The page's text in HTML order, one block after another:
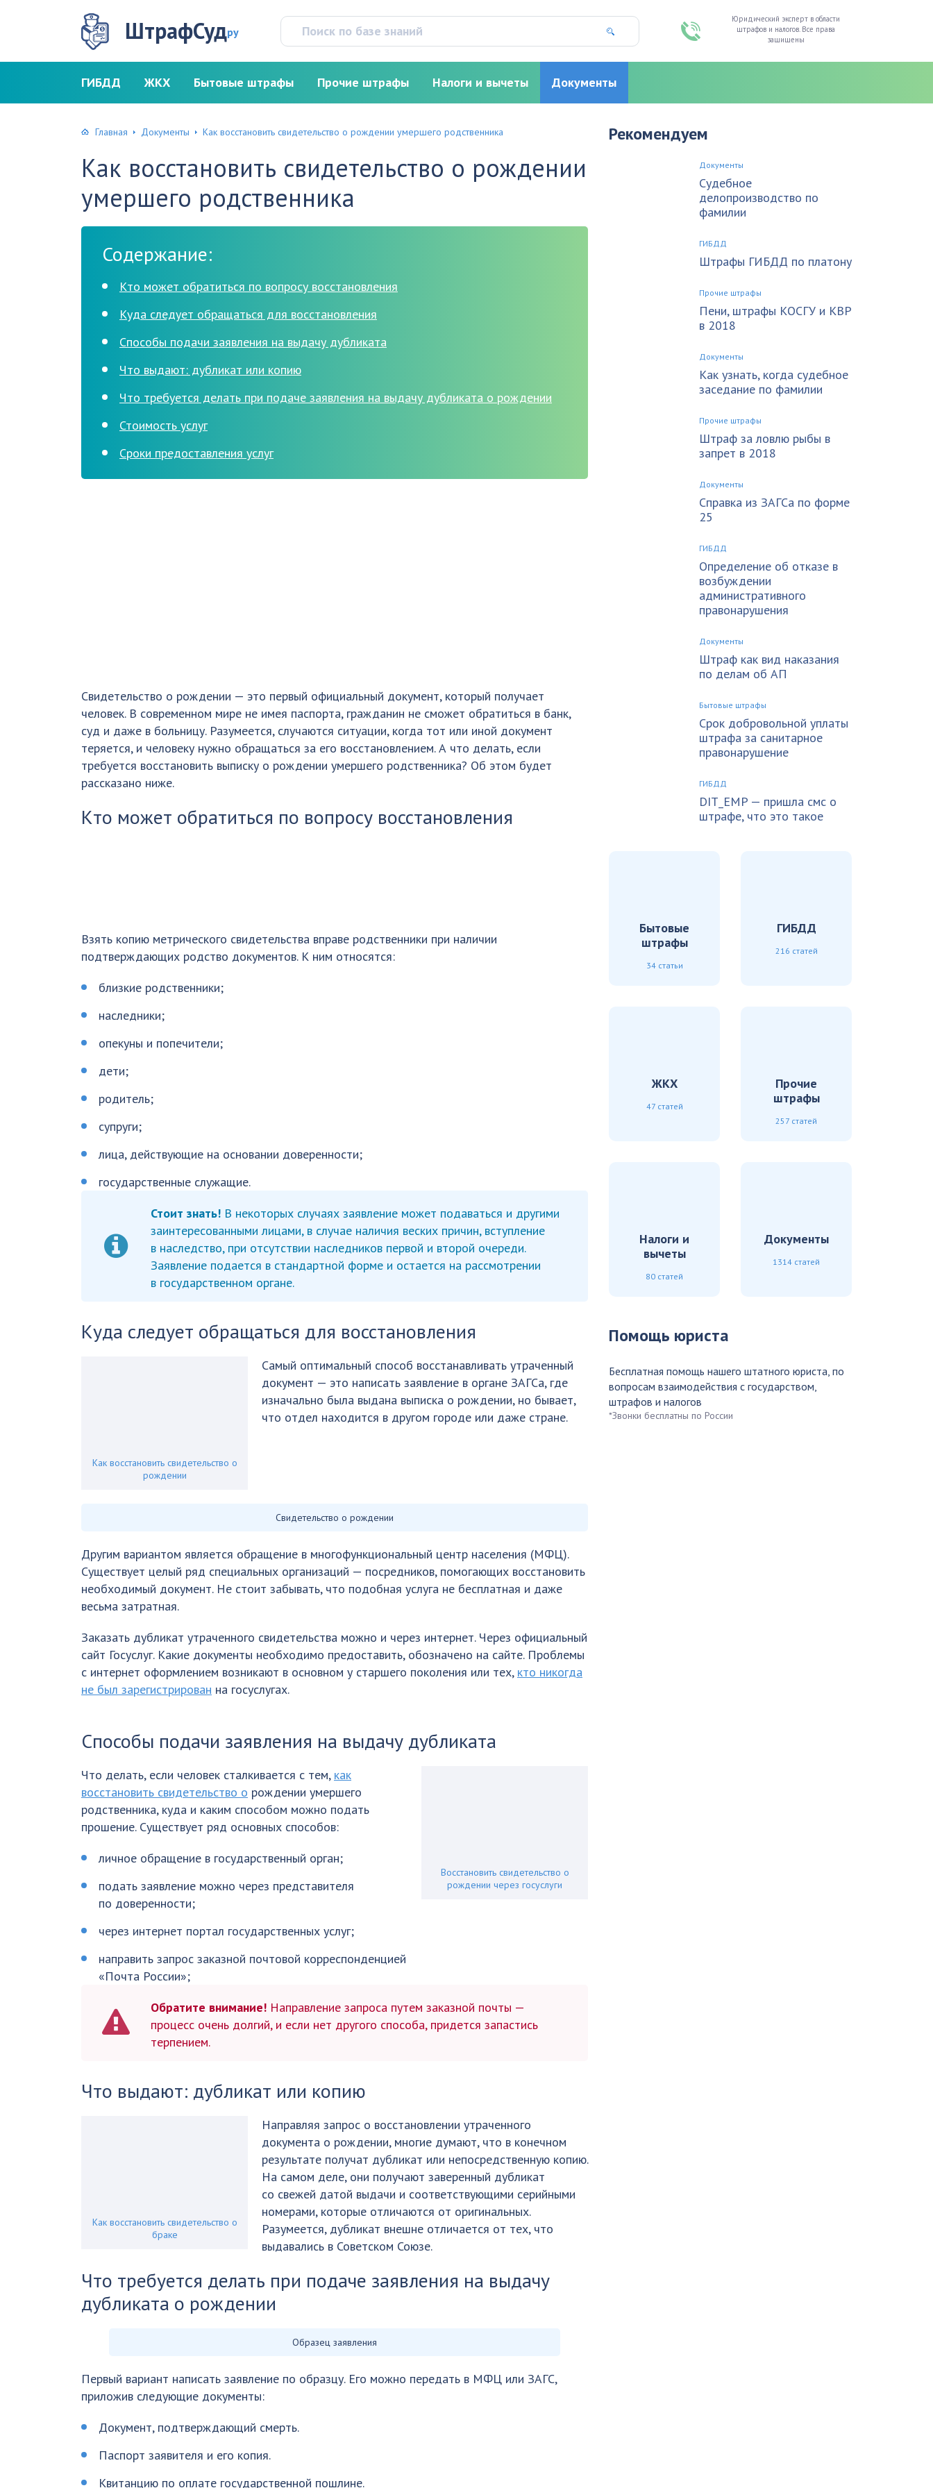
ШтрафСудру
Юридический эксперт в области
штрафов и налогов. Все права
защищены
ГИБДД ЖКХ Бытовые штрафы Прочие штрафы Налоги и вычеты Документы
Главная Документы Как восстановить свидетельство о рождении умершего родственника
Как восстановить свидетельство о рождении
умершего родственника
Содержание:
Кто может обратиться по вопросу восстановления
Куда следует обращаться для восстановления
Способы подачи заявления на выдачу дубликата
Что выдают: дубликат или копию
Что требуется делать при подаче заявления на выдачу дубликата о рождении
Стоимость услуг
Сроки предоставления услуг
Свидетельство о рождении — это первый официальный документ, который получает
человек. В современном мире не имея паспорта, гражданин не сможет обратиться в банк,
суд и даже в больницу. Разумеется, случаются ситуации, когда тот или иной документ
теряется, и человеку нужно обращаться за его восстановлением. А что делать, если
требуется восстановить выписку о рождении умершего родственника? Об этом будет
рассказано ниже.
Кто может обратиться по вопросу восстановления
Взять копию метрического свидетельства вправе родственники при наличии
подтверждающих родство документов. К ним относятся:
близкие родственники;
наследники;
опекуны и попечители;
дети;
родитель;
супруги;
лица, действующие на основании доверенности;
государственные служащие.
Стоит знать! В некоторых случаях заявление может подаваться и другими
заинтересованными лицами, в случае наличия веских причин, вступление
в наследство, при отсутствии наследников первой и второй очереди.
Заявление подается в стандартной форме и остается на рассмотрении
в государственном органе.
Куда следует обращаться для восстановления
Как восстановить свидетельство о
рождении
Самый оптимальный способ восстанавливать утраченный
документ — это написать заявление в органе ЗАГСа, где
изначально была выдана выписка о рождении, но бывает,
что отдел находится в другом городе или даже стране.
Свидетельство о рождении
Другим вариантом является обращение в многофункциональный центр населения (МФЦ).
Существует целый ряд специальных организаций — посредников, помогающих восстановить
необходимый документ. Не стоит забывать, что подобная услуга не бесплатная и даже
весьма затратная.
Заказать дубликат утраченного свидетельства можно и через интернет. Через официальный
сайт Госуслуг. Какие документы необходимо предоставить, обозначено на сайте. Проблемы
с интернет оформлением возникают в основном у старшего поколения или тех, кто никогда
не был зарегистрирован на госуслугах.
Способы подачи заявления на выдачу дубликата
Восстановить свидетельство о
рождении через госуслуги
Что делать, если человек сталкивается с тем, как
восстановить свидетельство о рождении умершего
родственника, куда и каким способом можно подать
прошение. Существует ряд основных способов:
личное обращение в государственный орган;
подать заявление можно через представителя
по доверенности;
через интернет портал государственных услуг;
направить запрос заказной почтовой корреспонденцией
«Почта России»;
Обратите внимание! Направление запроса путем заказной почты —
процесс очень долгий, и если нет другого способа, придется запастись
терпением.
Что выдают: дубликат или копию
Как восстановить свидетельство о
браке
Направляя запрос о восстановлении утраченного
документа о рождении, многие думают, что в конечном
результате получат дубликат или непосредственную копию.
На самом деле, они получают заверенный дубликат
со свежей датой выдачи и соответствующими серийными
номерами, которые отличаются от оригинальных.
Разумеется, дубликат внешне отличается от тех, что
выдавались в Советском Союзе.
Что требуется делать при подаче заявления на выдачу
дубликата о рождении
Образец заявления
Первый вариант написать заявление по образцу. Его можно передать в МФЦ или ЗАГС,
приложив следующие документы:
Документ, подтверждающий смерть.
Паспорт заявителя и его копия.
Квитанцию по оплате государственной пошлине.
Рекомендуем
Документы
Судебное
делопроизводство по
фамилии
ГИБДД
Штрафы ГИБДД по платону
Прочие штрафы
Пени, штрафы КОСГУ и КВР
в 2018
Документы
Как узнать, когда судебное
заседание по фамилии
Прочие штрафы
Штраф за ловлю рыбы в
запрет в 2018
Документы
Справка из ЗАГСа по форме
25
ГИБДД
Определение об отказе в
возбуждении
административного
правонарушения
Документы
Штраф как вид наказания
по делам об АП
Бытовые штрафы
Срок добровольной уплаты
штрафа за санитарное
правонарушение
ГИБДД
DIT_EMP — пришла смс о
штрафе, что это такое
Бытовые
штрафы
34 статьи
ГИБДД
216 статей
ЖКХ
47 статей
Прочие
штрафы
257 статей
Налоги и
вычеты
80 статей
Документы
1314 статей
Помощь юриста
Бесплатная помощь нашего штатного юриста, по
вопросам взаимодействия с государством,
штрафов и налогов
*Звонки бесплатны по России